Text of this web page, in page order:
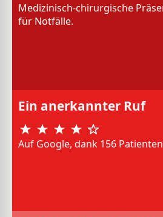
Medizinisch-chirurgische
für Notfälle.
Ein anerkannter Ruf
Auf Google, dank 156